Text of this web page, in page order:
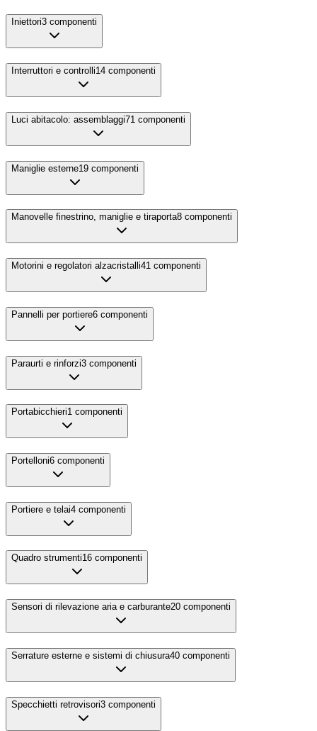
Iniettori3 componenti
Interruttori e controlli14 componenti
Luci abitacolo: assemblaggi71 componenti
Maniglie esterne19 componenti
Manovelle finestrino, maniglie e tiraporta8 componenti
Motorini e regolatori alzacristalli41 componenti
Pannelli per portiere6 componenti
Paraurti e rinforzi3 componenti
Portabicchieri1 componenti
Portelloni6 componenti
Portiere e telai4 componenti
Quadro strumenti16 componenti
Sensori di rilevazione aria e carburante20 componenti
Serrature esterne e sistemi di chiusura40 componenti
Specchietti retrovisori3 componenti